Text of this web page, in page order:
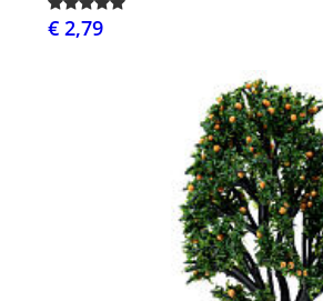
€ 2,79